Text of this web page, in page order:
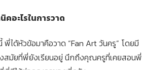
อะไรในการวาด
ได้หัวข้อมาคือวาด “Fan Art วันครู” โดยมี
สมัยที่พี่ยังเรียนอยู่ นึกถึงคุณครูที่เคยสอนพี่